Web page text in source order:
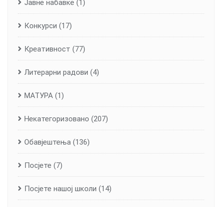
Јавне набавке (1)
Конкурси (17)
Креативност (77)
Литерарни радови (4)
МАТУРА (1)
Некатегоризовано (207)
Обавјештења (136)
Посјете (7)
Посјете нашој школи (14)